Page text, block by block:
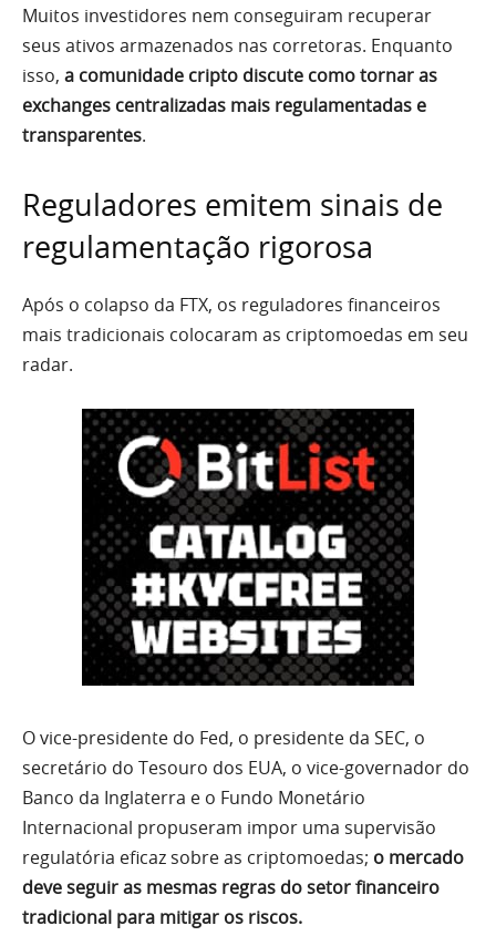
Muitos investidores nem conseguiram recuperar
seus ativos armazenados nas corretoras. Enquanto
isso, a comunidade cripto discute como tornar as
exchanges centralizadas mais regulamentadas e
transparentes.
Reguladores emitem sinais de
regulamentação rigorosa
Após o colapso da FTX, os reguladores financeiros
mais tradicionais colocaram as criptomoedas em seu
radar.
O vice-presidente do Fed, o presidente da SEC, o
secretário do Tesouro dos EUA, o vice-governador do
Banco da Inglaterra e o Fundo Monetário
Internacional propuseram impor uma supervisão
regulatória eficaz sobre as criptomoedas; o mercado
deve seguir as mesmas regras do setor financeiro
tradicional para mitigar os riscos.